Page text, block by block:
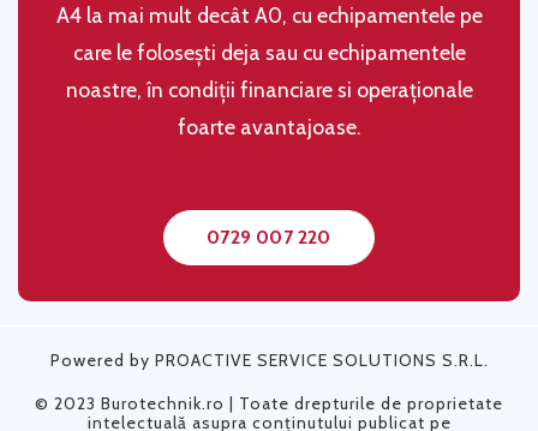
A4 la mai mult decât A0, cu echipamentele pe
care le folosești deja sau cu echipamentele
noastre, în condiţii financiare si operaţionale
foarte avantajoase.
0729 007 220
Powered by PROACTIVE SERVICE SOLUTIONS S.R.L.
© 2023 Burotechnik.ro | Toate drepturile de proprietate
intelectuală asupra conținutului publicat pe